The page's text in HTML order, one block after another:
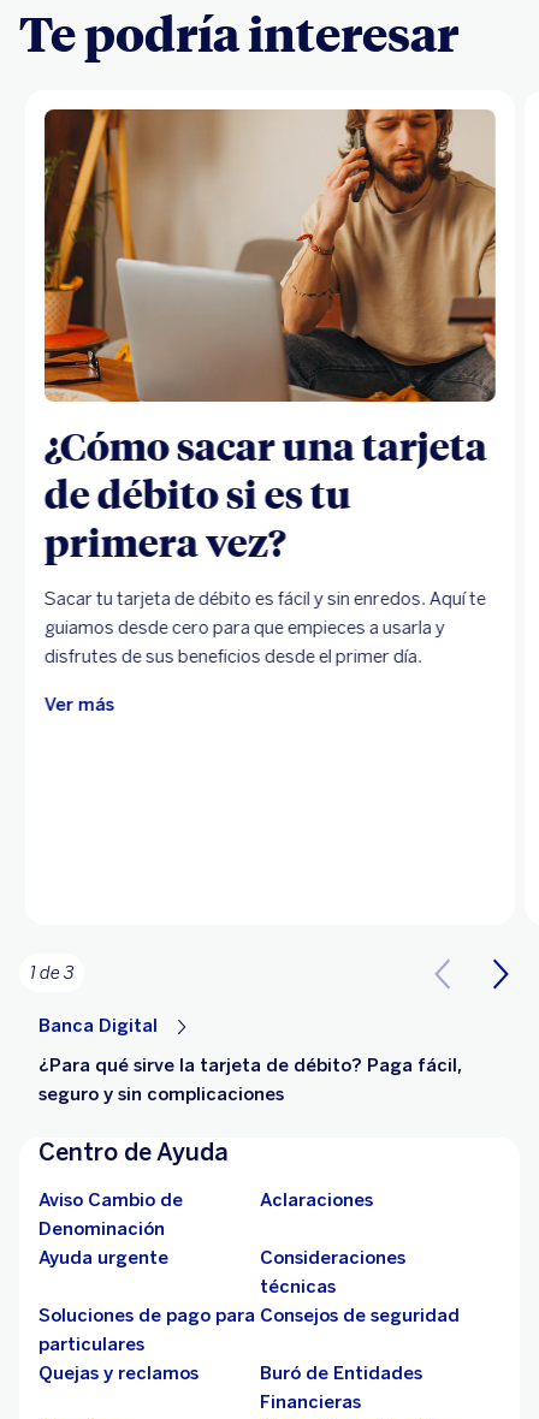
Te podría interesar
¿Cómo sacar una tarjeta
de débito si es tu
primera vez?
Sacar tu tarjeta de débito es fácil y sin enredos. Aquí te
guiamos desde cero para que empieces a usarla y
disfrutes de sus beneficios desde el primer día.
Ver más
1 de 3
Banca Digital
¿Para qué sirve la tarjeta de débito? Paga fácil,
seguro y sin complicaciones
Centro de Ayuda
Aviso Cambio de
Denominación
Aclaraciones
Ayuda urgente
Consideraciones
técnicas
Soluciones de pago para
particulares
Consejos de seguridad
Quejas y reclamos
Buró de Entidades
Financieras